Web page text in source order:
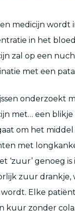
medicijn wordt
in het
zal op een
met een
onderzoekt
met… een blikje
om het
met
‘zuur’ genoeg
zuur drankje,
Elke
kuur zonder